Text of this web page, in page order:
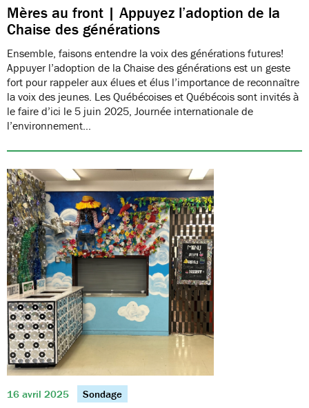
Mères au front | Appuyez l’adoption de la
Chaise des générations
Ensemble, faisons entendre la voix des générations futures!
Appuyer l’adoption de la Chaise des générations est un geste
fort pour rappeler aux élues et élus l’importance de reconnaître
la voix des jeunes. Les Québécoises et Québécois sont invités à
le faire d’ici le 5 juin 2025, Journée internationale de
l’environnement…
16 avril 2025 Sondage